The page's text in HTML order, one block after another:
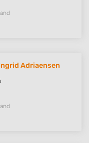
Adriaensen